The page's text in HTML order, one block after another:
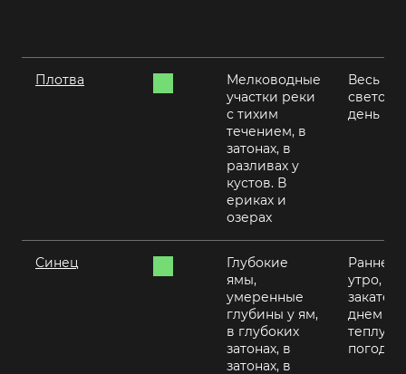
Плотва
Мелководные
участки реки
с тихим
течением, в
затонах, в
разливах у
кустов. В
ериках и
озерах
Весь
день
Синец
Глубокие
ямы,
умеренные
глубины у ям,
в глубоких
затонах, в
затонах, в
Раннее
утро, на
закате,
днем в
теплую
погоду